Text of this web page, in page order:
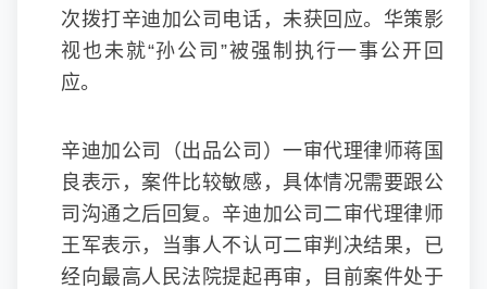
次拨打辛迪加公司电话，未获回应。华策影
视也未就“孙公司”被强制执行一事公开回
应。
辛迪加公司（出品公司）一审代理律师蒋国
良表示，案件比较敏感，具体情况需要跟公
司沟通之后回复。辛迪加公司二审代理律师
王军表示，当事人不认可二审判决结果，已
经向最高人民法院提起再审，目前案件处于